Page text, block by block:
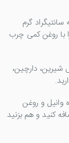
درجه فارنهایت یا 175 درجه سانتیگراد گرم
سانتی متری را با روغن کمی چرب
دارچین،
وانیل و روغن
کنید و هم بزنید